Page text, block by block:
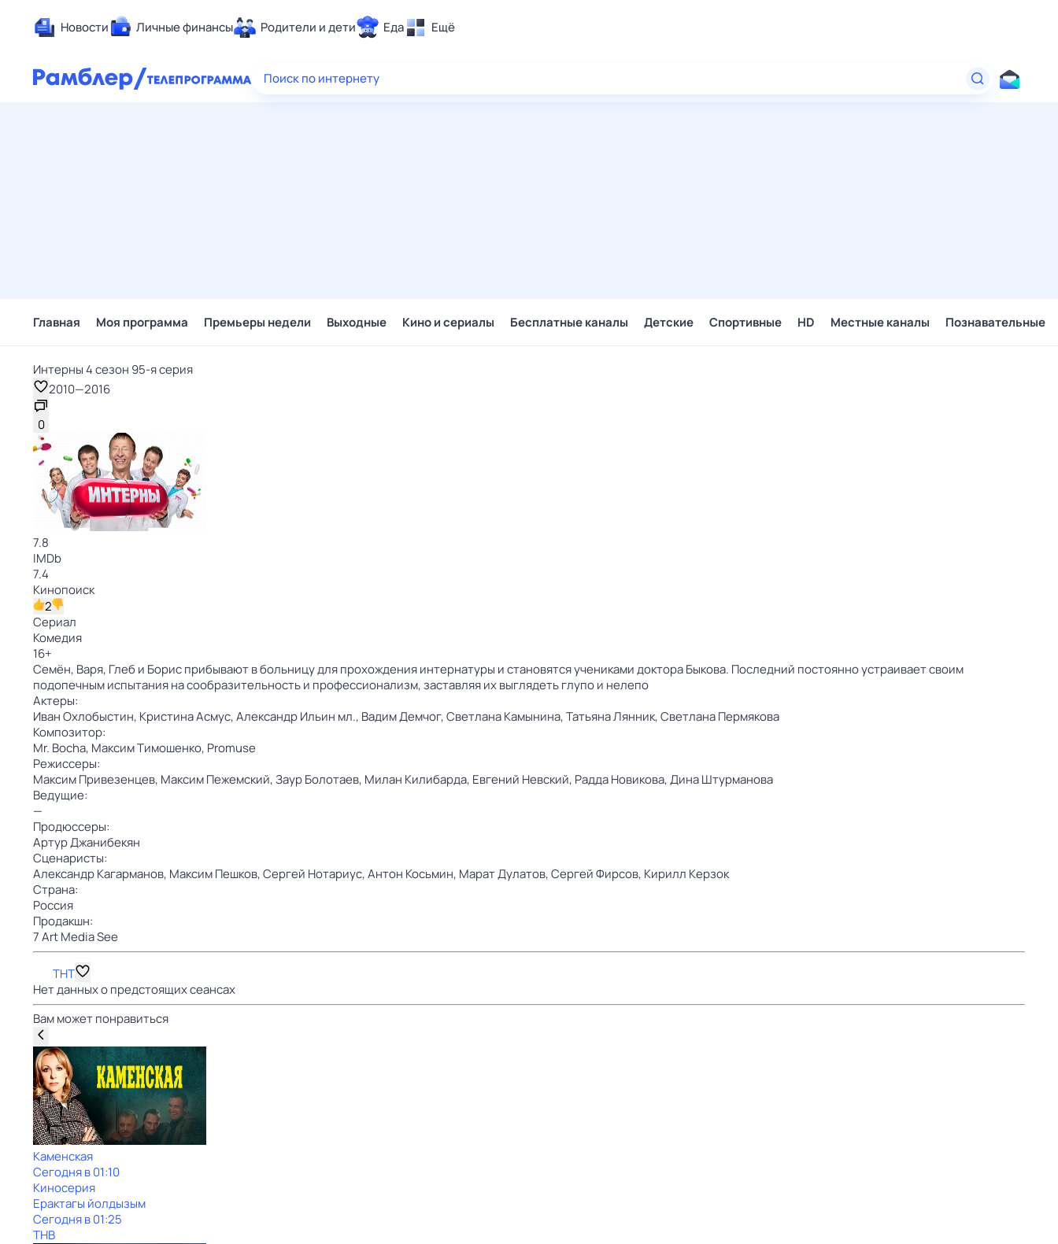
Новости Личные финансы Родители и дети Еда Ещё
Здоровье
Поиск по интернету
Главная Моя программа Премьеры недели Выходные Кино и сериалы Бесплатные каналы Детские Спортивные HD Местные каналы Познавательные
Интерны 4 сезон 95-я серия
2010—2016
0
7.8
IMDb
7.4
Кинопоиск
2
Сериал
Комедия
16+
Семён, Варя, Глеб и Борис прибывают в больницу для прохождения интернатуры и становятся учениками доктора Быкова. Последний постоянно устраивает своим
подопечным испытания на сообразительность и профессионализм, заставляя их выглядеть глупо и нелепо
Актеры:
Иван Охлобыстин, Кристина Асмус,Александр Ильин мл., Вадим Демчог,Светлана Камынина,Татьяна Лянник,Светлана Пермякова
Композитор:
Mr. Bocha, Максим Тимошенко, Promuse
Режиссеры:
Максим Привезенцев, Максим Пежемский,Заур Болотаев, Милан Килибарда, Евгений Невский, Радда Новикова,Дина Штурманова
Ведущие:
—
Продюссеры:
Артур Джанибекян
Сценаристы:
Александр Кагарманов, Максим Пешков,Сергей Нотариус,Антон Косьмин, Марат Дулатов,Сергей Фирсов, Кирилл Керзок
Страна:
Россия
Продакшн:
7 Art Media See
ТНТ
Нет данных о предстоящих сеансах
Вам может понравиться
Каменская
Сегодня в 01:10
Киносерия
Ерактагы йолдызым
Сегодня в 01:25
ТНВ